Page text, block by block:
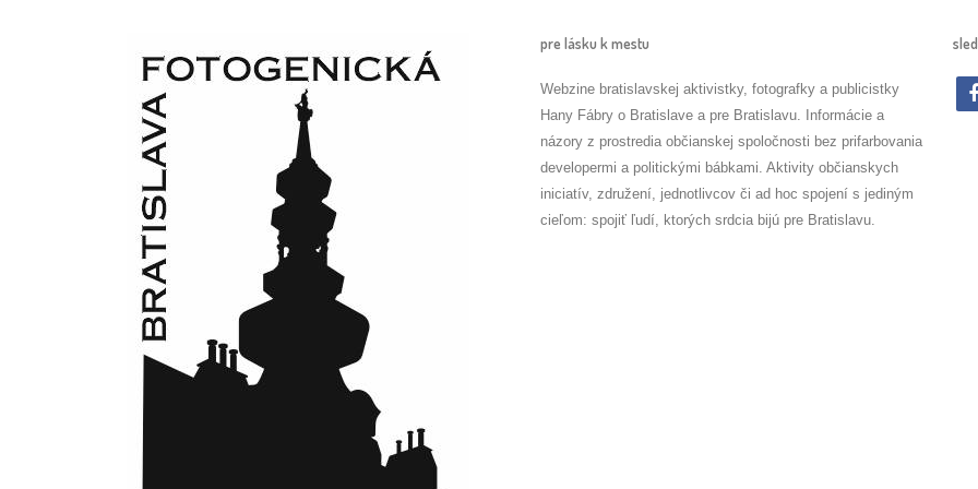
pre lásku k mestu
Webzine bratislavskej aktivistky, fotografky a publicistky
Hany Fábry o Bratislave a pre Bratislavu. Informácie a
názory z prostredia občianskej spoločnosti bez prifarbovania
developermi a politickými bábkami. Aktivity občianskych
iniciatív, združení, jednotlivcov či ad hoc spojení s jediným
cieľom: spojiť ľudí, ktorých srdcia bijú pre Bratislavu.